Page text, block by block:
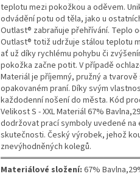
teplotu mezi pokožkou a oděvem.
odvádění potu od těla, jako u
Outlast® zabraňuje přehřívání. Teplo
Outlast® totiž udržuje stálou teplotu
ať už díky rychlému pohybu či
pokožka začne potit. V případě
Materiál je příjemný, pružný a
opakovaném praní. Díky svým
každodenní nošení do města. Kód
Velikost S - XXL Materiál 67%
dodržovat prací symboly uvedené
skutečnosti. Český výrobek, jehož
znevýhodněných kolegů.
Materiálové složení: 67%